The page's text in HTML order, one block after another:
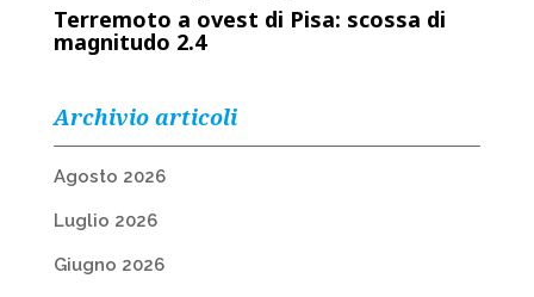
Terremoto a ovest di Pisa: scossa di
magnitudo 2.4
Archivio articoli
Agosto 2026
Luglio 2026
Giugno 2026